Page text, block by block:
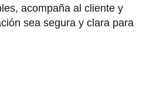
acompaña al cliente y
sea segura y clara para